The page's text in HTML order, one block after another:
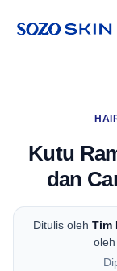
Kutu
dan
Ditulis oleh Tim
oleh